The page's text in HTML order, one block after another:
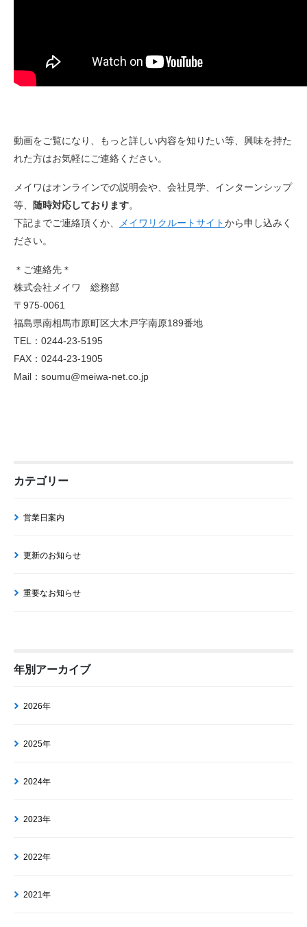
動画をご覧になり、もっと詳しい内容を知りたい等、興味を持た
れた方はお気軽にご連絡ください。
メイワはオンラインでの説明会や、会社見学、インターンシップ
等、
随時対応しております。
下記までご連絡頂くか、
メイワリクルートサイトから申し込みく
ださい。
＊ご連絡先＊
株式会社メイワ 総務部
〒975-0061
福島県南相馬市原町区大木戸字南原189番地
TEL：0244-23-5195
FAX：0244-23-1905
Mail：soumu@meiwa-net.co.jp
カテゴリー
営業日案内
更新のお知らせ
重要なお知らせ
年別アーカイブ
2026年
2025年
2024年
2023年
2022年
2021年